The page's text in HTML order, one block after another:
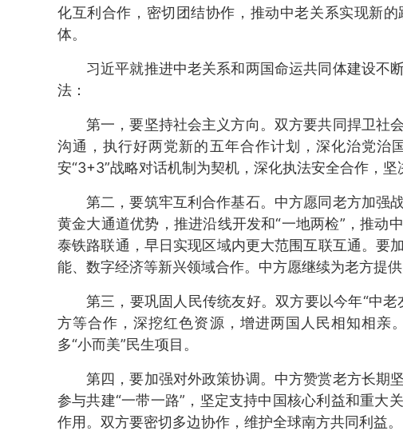
化互利合作，密切团结协作，推动中老关系实现新
体。
习近平就推进中老关系和两国命运共同体建设不
法：
第一，要坚持社会主义方向。双方要共同捍卫社
沟通，执行好两党新的五年合作计划，深化治党治
安“3+3”战略对话机制为契机，深化执法安全合作，坚
第二，要筑牢互利合作基石。中方愿同老方加强
黄金大通道优势，推进沿线开发和“一地两检”，推动
泰铁路联通，早日实现区域内更大范围互联互通。要
能、数字经济等新兴领域合作。中方愿继续为老方提供
第三，要巩固人民传统友好。双方要以今年“中
方等合作，深挖红色资源，增进两国人民相知相亲
多“小而美”民生项目。
第四，要加强对外政策协调。中方赞赏老方长期
参与共建“一带一路”，坚定支持中国核心利益和重大
作用。双方要密切多边协作，维护全球南方共同利益。